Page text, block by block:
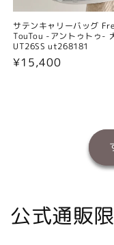
サテンキャリーバッグ
TouTou -アントゥトゥ-
UT26SS ut268181
通
¥15,400
公式通販